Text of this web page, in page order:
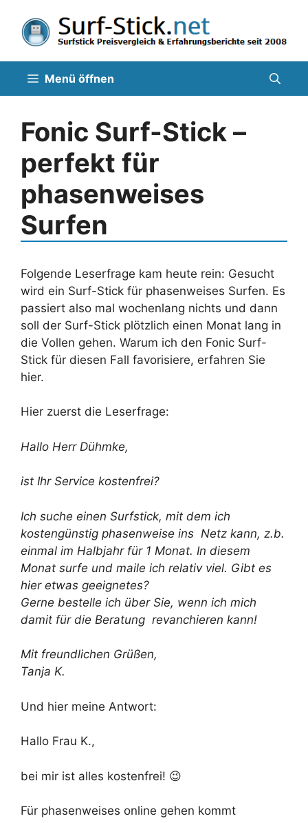
Inhalt
springen
Menü öffnen
Fonic Surf-Stick –
perfekt für
phasenweises
Surfen
Folgende Leserfrage kam heute rein: Gesucht
wird ein Surf-Stick für phasenweises Surfen. Es
passiert also mal wochenlang nichts und dann
soll der Surf-Stick plötzlich einen Monat lang in
die Vollen gehen. Warum ich den Fonic Surf-
Stick für diesen Fall favorisiere, erfahren Sie
hier.
Hier zuerst die Leserfrage:
Hallo Herr Dühmke,
ist Ihr Service kostenfrei?
Ich suche einen Surfstick, mit dem ich
kostengünstig phasenweise ins Netz kann, z.b.
einmal im Halbjahr für 1 Monat. In diesem
Monat surfe und maile ich relativ viel. Gibt es
hier etwas geeignetes?
Gerne bestelle ich über Sie, wenn ich mich
damit für die Beratung revanchieren kann!
Mit freundlichen Grüßen,
Tanja K.
Und hier meine Antwort:
Hallo Frau K.,
bei mir ist alles kostenfrei! 😉
Für phasenweises online gehen kommt